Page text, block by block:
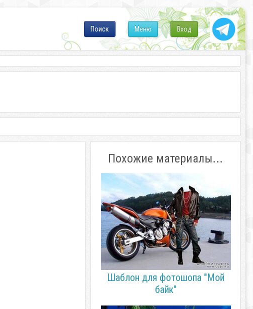
Вход
Меню
Поиск
Похожие материалы...
Шаблон для фотошопа "Мой
байк"